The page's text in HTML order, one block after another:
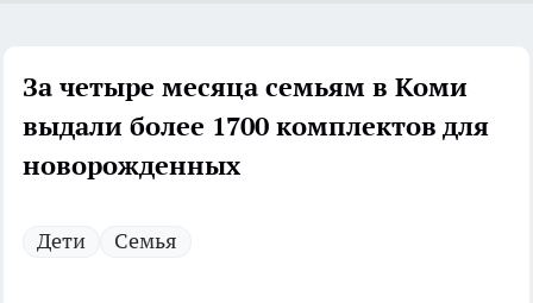
За четыре месяца семьям в Коми
выдали более 1700 комплектов для
новорожденных
Дети Семья